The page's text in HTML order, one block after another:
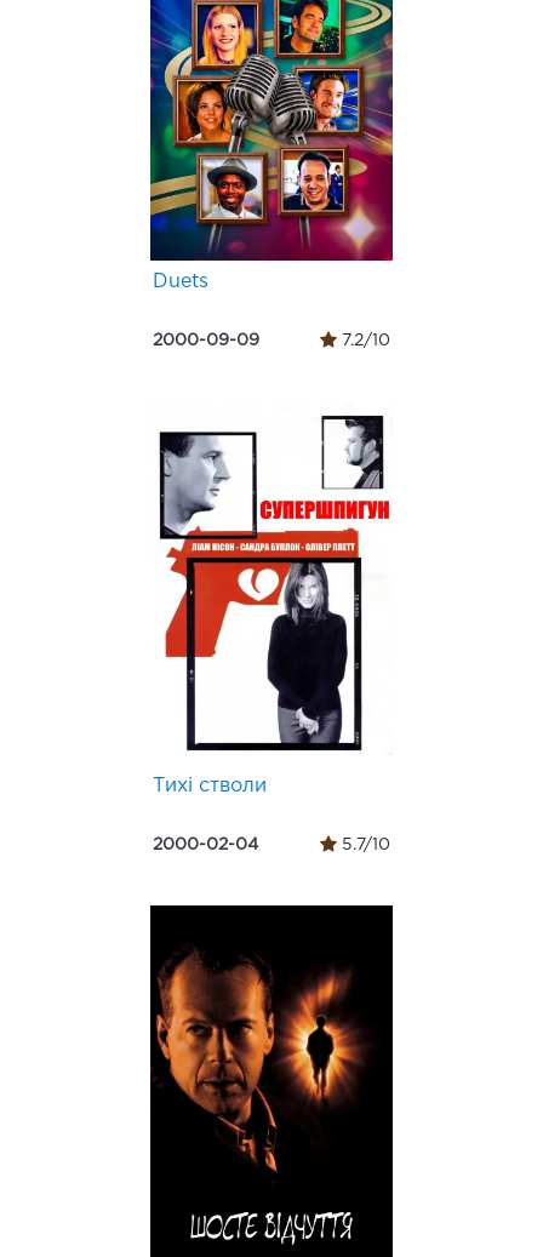
Duets
2000-09-09 7.2/10
Тихі стволи
2000-02-04 5.7/10